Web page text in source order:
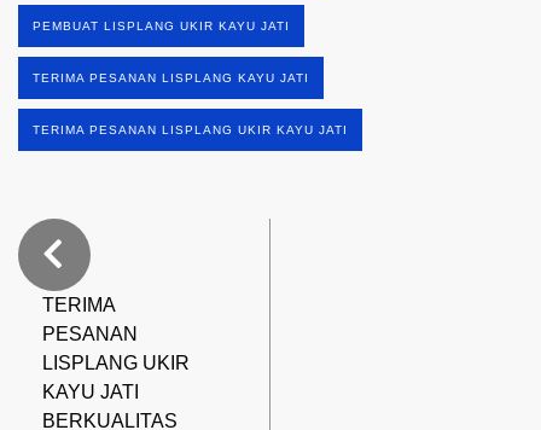
PEMBUAT LISPLANG UKIR KAYU JATI
TERIMA PESANAN LISPLANG KAYU JATI
TERIMA PESANAN LISPLANG UKIR KAYU JATI
TERIMA
PESANAN
LISPLANG UKIR
KAYU JATI
BERKUALITAS